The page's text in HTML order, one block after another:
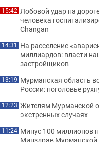
15:42 Лобовой удар на
человека
Changan
14:31 На расселение
миллиардов: власти
застройщиков
13:19 Мурманская область
России: поголовье
12:23 Жителям Мурманской
экстренных случаях
11:24 Минус 100 миллионов